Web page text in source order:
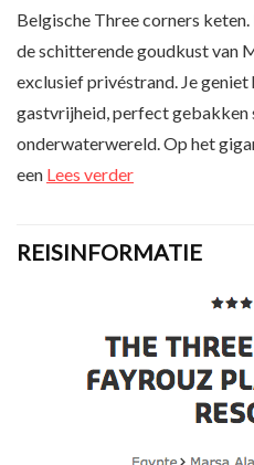
Belgische Three corners
de schitterende goudkust van
exclusief privéstrand. Je geniet
gastvrijheid, perfect gebakken
onderwaterwereld. Op het
een Lees verder
REISINFORMATIE